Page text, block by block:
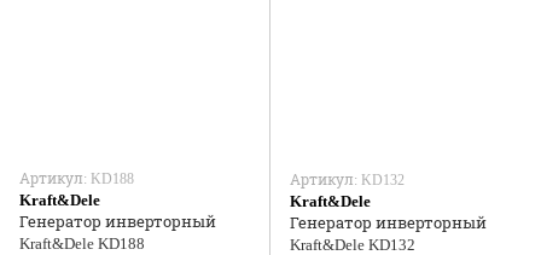
Артикул: KD188
Kraft&Dele
Генератор инверторный
Kraft&Dele KD188
Артикул: KD132
Kraft&Dele
Генератор инверторный
Kraft&Dele KD132